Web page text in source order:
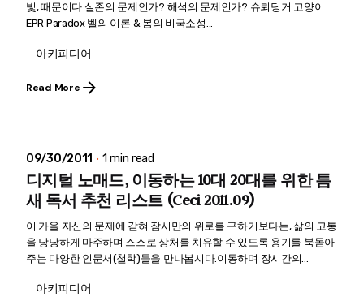
빛, 때문이다 실존의 문제인가? 해석의 문제인가? 슈뢰딩거 고양이
EPR Paradox 벨의 이론 & 봄의 비국소성...
아키피디어
Read More
09/30/2011 1 min read
디지털 노매드, 이동하는 10대 20대를 위한 틈
새 독서 추천 리스트 (Ceci 2011.09)
이 가을 자신의 문제에 갇혀 잠시만의 위로를 구하기보다는, 삶의 고통
을 당당하게 마주하며 스스로 상처를 치유할 수 있도록 용기를 북돋아
주는 다양한 인문서(철학)들을 만나봅시다.이동하며 장시간의...
아키피디어